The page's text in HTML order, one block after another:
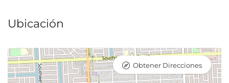
Ubicación
Obtener Direcciones